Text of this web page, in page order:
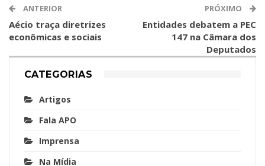
ANTERIOR
Aécio traça diretrizes
econômicas e sociais
PRÓXIMO
Entidades debatem a PEC
147 na Câmara dos
Deputados
CATEGORIAS
Artigos
Fala APO
Imprensa
Na Mídia